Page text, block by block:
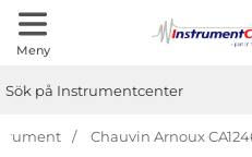
Meny
Chauvin Arnoux